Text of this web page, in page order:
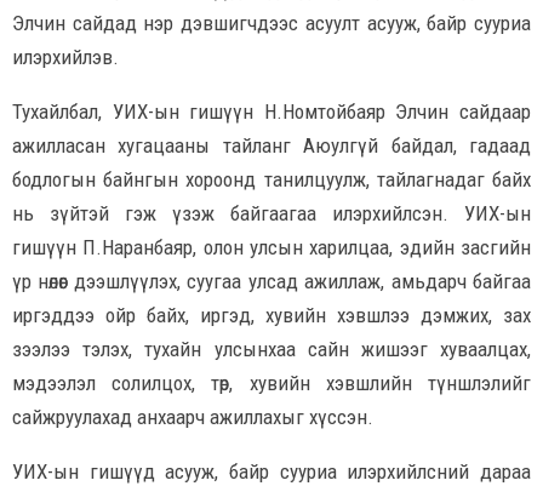
Элчин сайдад нэр дэвшигчдээс асуулт асууж, байр сууриа
илэрхийлэв.
Тухайлбал, УИХ-ын гишүүн Н.Номтойбаяр Элчин сайдаар
ажилласан хугацааны тайланг Аюулгүй байдал, гадаад
бодлогын байнгын хороонд танилцуулж, тайлагнадаг байх
нь зүйтэй гэж үзэж байгаагаа илэрхийлсэн. УИХ-ын
гишүүн П.Наранбаяр, олон улсын харилцаа, эдийн засгийн
үр нөлөөг дээшлүүлэх, суугаа улсад ажиллаж, амьдарч байгаа
иргэддээ ойр байх, иргэд, хувийн хэвшлээ дэмжих, зах
зээлээ тэлэх, тухайн улсынхаа сайн жишээг хуваалцах,
мэдээлэл солилцох, төр, хувийн хэвшлийн түншлэлийг
сайжруулахад анхаарч ажиллахыг хүссэн.
УИХ-ын гишүүд асууж, байр сууриа илэрхийлсний дараа